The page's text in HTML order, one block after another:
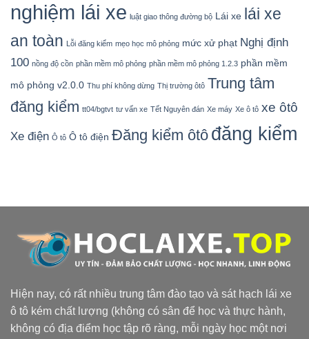
nghiệm lái xe luật giao thông đường bộ Lái xe
lái xe
an toàn
Lỗi đăng kiểm mẹo học mô phỏng mức xử phạt Nghị định
100 nồng độ cồn phần mềm mô phỏng phần mềm mô phỏng 1.2.3 phần mềm
mô phỏng v2.0.0 Thu phí không dừng Thị trường ôtô Trung tâm
đăng kiểm tt04/bgtvt tư vấn xe Tết Nguyên đán Xe máy Xe ô tô xe ôtô
Xe điện Ô tô Ô tô điện Đăng kiểm ôtô đăng kiểm
Hiện nay, có rất nhiều trung tâm đào tạo và sát hạch lái xe
ô tô kém chất lượng (không có sân để học và thực hành,
không có địa điểm học tập rõ ràng, mỗi ngày học một nơi